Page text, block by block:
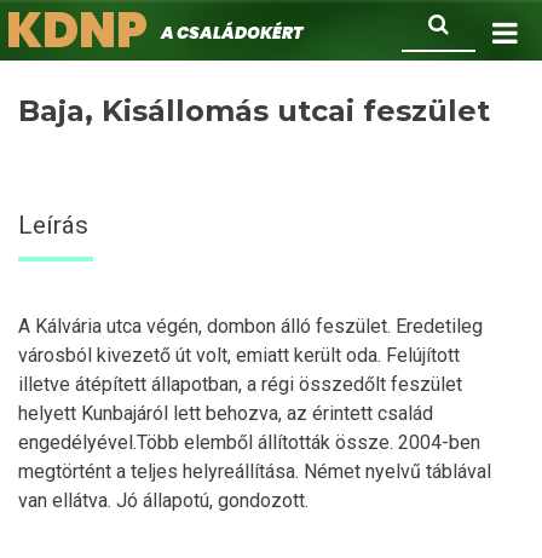
Ugrás
a
Keresés
KDNPA családokért.
Baja, Kisállomás utcai feszület
Leírás
A Kálvária utca végén, dombon álló feszület. Eredetileg
városból kivezető út volt, emiatt került oda. Felújított
illetve átépített állapotban, a régi összedőlt feszület
helyett Kunbajáról lett behozva, az érintett család
engedélyével.Több elemből állították össze. 2004-ben
megtörtént a teljes helyreállítása. Német nyelvű táblával
van ellátva. Jó állapotú, gondozott.